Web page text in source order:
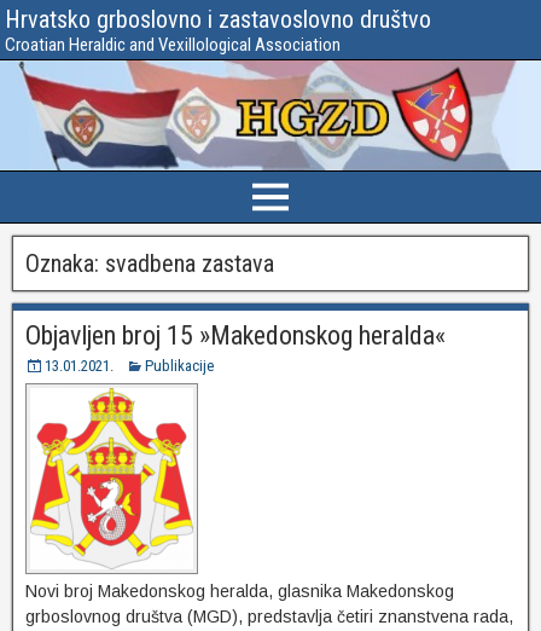
Hrvatsko grboslovno i zastavoslovno društvo
Croatian Heraldic and Vexillological Association
Oznaka: svadbena zastava
Objavljen broj 15 »Makedonskog heralda«
13.01.2021. Publikacije
Novi broj Makedonskog heralda, glasnika Makedonskog
grboslovnog društva (MGD), predstavlja četiri znanstvena rada,